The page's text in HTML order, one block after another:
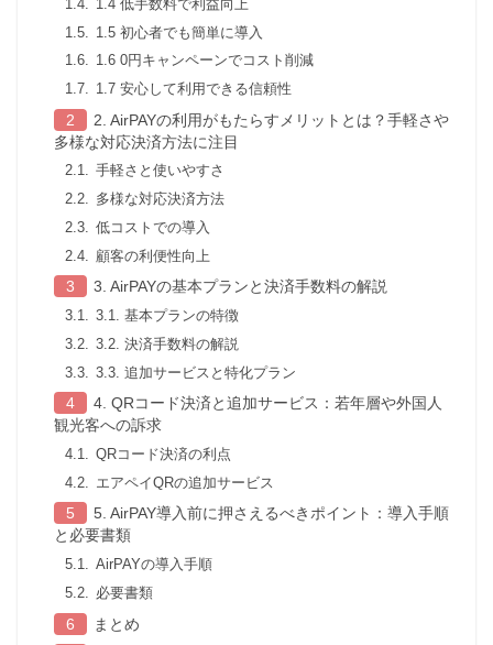
1.4 低手数料で利益向上
1.5 初心者でも簡単に導入
1.6 0円キャンペーンでコスト削減
1.7 安心して利用できる信頼性
2. AirPAYの利用がもたらすメリットとは？手軽さや
多様な対応決済方法に注目
手軽さと使いやすさ
多様な対応決済方法
低コストでの導入
顧客の利便性向上
3. AirPAYの基本プランと決済手数料の解説
3.1. 基本プランの特徴
3.2. 決済手数料の解説
3.3. 追加サービスと特化プラン
4. QRコード決済と追加サービス：若年層や外国人
観光客への訴求
QRコード決済の利点
エアペイQRの追加サービス
5. AirPAY導入前に押さえるべきポイント：導入手順
と必要書類
AirPAYの導入手順
必要書類
まとめ